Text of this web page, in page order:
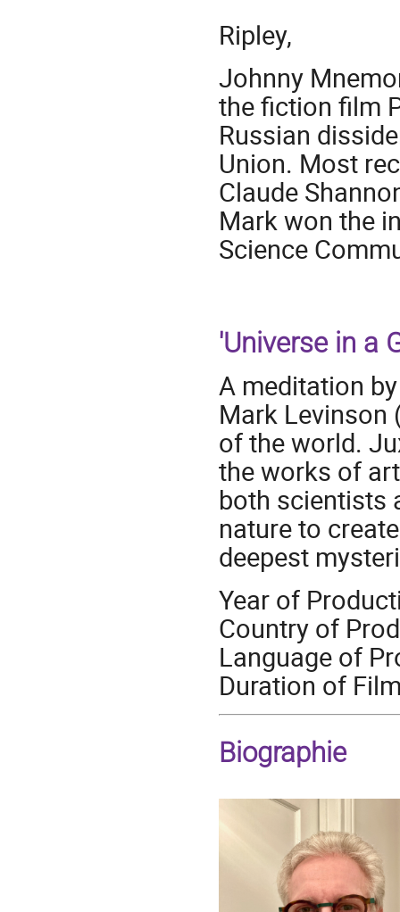
Ripley,
Johnny
the fiction film
Russian
Union. Most
Claude
Mark won the
Science
'Universe in a
A meditation
Mark Levinson
of the world.
the works of
both scientists
nature to
deepest
Year of
Country of
Language of
Duration of
Biographie